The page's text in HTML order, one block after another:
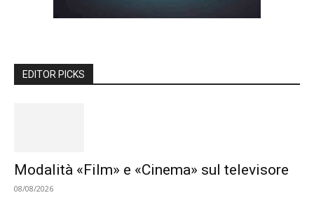
EDITOR PICKS
Modalità «Film» e «Cinema» sul televisore
08/08/2026